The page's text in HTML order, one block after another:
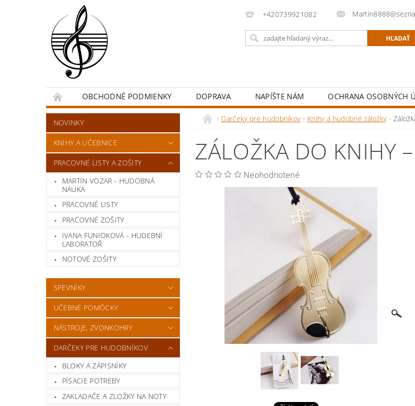
+420739921082
OBCHODNÉ PODMIENKY DOPRAVA NAPÍŠTE NÁM OCHRANA OSOBNÝCH
NOVINKY
KNIHY A UČEBNICE
PRACOVNÉ LISTY A ZOŠITY
MARTIN VOZAR - HUDOBNÁ
NÁUKA
PRACOVNÉ LISTY
PRACOVNÉ ZOŠITY
IVANA FUNIOKOVÁ - HUDEBNÍ
LABORATOŘ
NOTOVÉ ZOŠITY
SPEVNÍKY
UČEBNÉ POMÔCKY
NÁSTROJE, ZVONKOHRY
DARČEKY PRE HUDOBNÍKOV
BLOKY A ZÁPISNÍKY
PÍSACIE POTREBY
ZAKLADAČE A ZLOŽKY NA NOTY
Darčeky pre hudobníkov Knihy a hudobné záložky
ZÁLOŽKA DO KNIHY
Neohodnotené